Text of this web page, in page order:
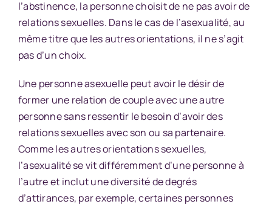
l’abstinence, la personne choisit de ne pas avoir de
relations sexuelles. Dans le cas de l’asexualité, au
même titre que les autres orientations, il ne s’agit
pas d’un choix.
Une personne asexuelle peut avoir le désir de
former une relation de couple avec une autre
personne sans ressentir le besoin d’avoir des
relations sexuelles avec son ou sa partenaire.
Comme les autres orientations sexuelles,
l’asexualité se vit différemment d’une personne à
l’autre et inclut une diversité de degrés
d’attirances, par exemple, certaines personnes